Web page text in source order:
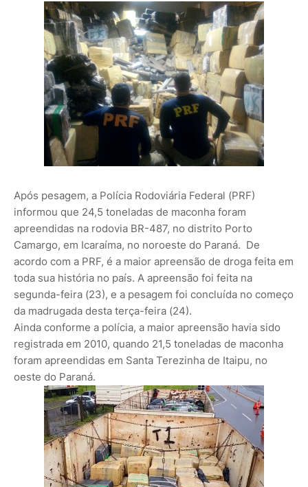
Após pesagem, a Polícia Rodoviária Federal (PRF)
informou que 24,5 toneladas de maconha foram
apreendidas na rodovia BR-487, no distrito Porto
Camargo, em Icaraíma, no noroeste do Paraná. De
acordo com a PRF, é a maior apreensão de droga feita em
toda sua história no país. A apreensão foi feita na
segunda-feira (23), e a pesagem foi concluída no começo
da madrugada desta terça-feira (24).
Ainda conforme a polícia, a maior apreensão havia sido
registrada em 2010, quando 21,5 toneladas de maconha
foram apreendidas em Santa Terezinha de Itaipu, no
oeste do Paraná.